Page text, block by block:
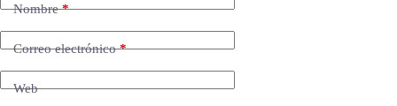
Nombre*
Correo electrónico*
Web